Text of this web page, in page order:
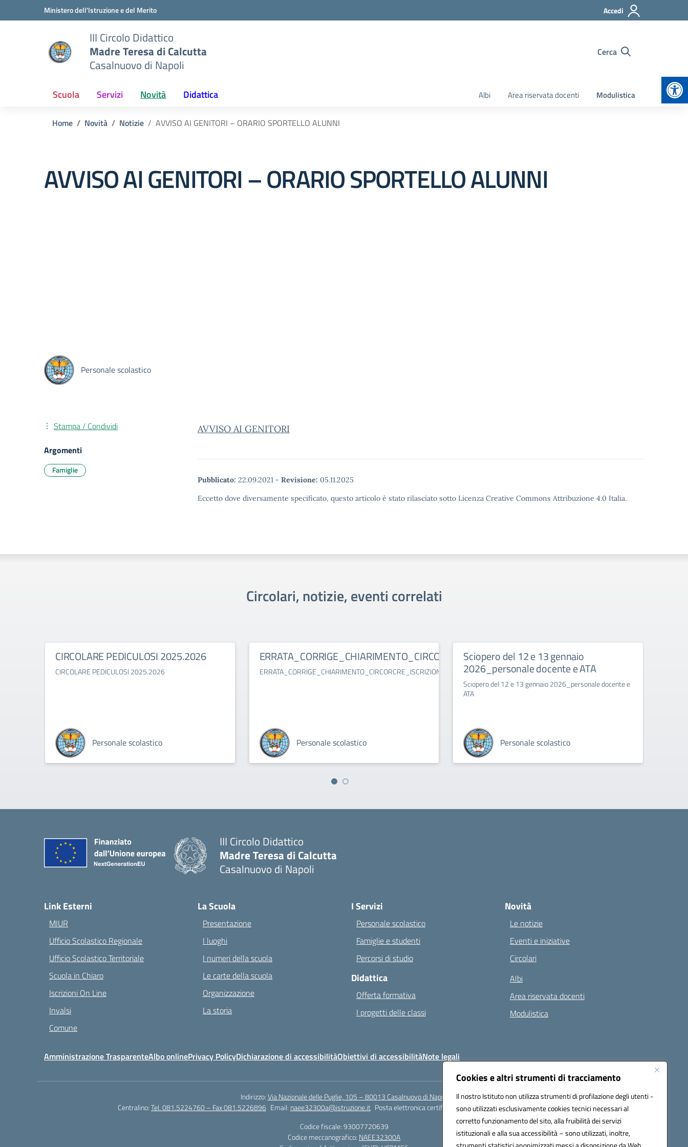
Cookies e altri strumenti di tracciamento
Il nostro Istituto non utilizza strumenti di profilazione degli utenti -
sono utilizzati esclusivamente cookies tecnici necessari al
corretto funzionamento del sito, alla fruibilità dei servizi
istituzionali e alla sua accessibilità – sono utilizzati, inoltre,
Vai ai contenuti
Vai al menu di navigazioneMinistero dell'Istruzione e del Merito Accedi
III Circolo Didattico
Madre Teresa di Calcutta
Casalnuovo di Napoli
Cerca
Scuola Servizi Novità Didattica Albi Area riservata docenti Modulistica
Home Novità Notizie AVVISO AI GENITORI – ORARIO SPORTELLO ALUNNI
AVVISO AI GENITORI – ORARIO SPORTELLO ALUNNI
Personale scolastico
AVVISO AI GENITORI
Pubblicato: 22.09.2021 - Revisione: 05.11.2025
Eccetto dove diversamente specificato, questo articolo è stato rilasciato sotto Licenza Creative Commons Attribuzione 4.0 Italia.
Stampa / Condividi
Argomenti
Famiglie
Circolari, notizie, eventi correlati
CIRCOLARE PEDICULOSI 2025.2026
CIRCOLARE PEDICULOSI 2025.2026
Personale scolastico
ERRATA_CORRIGE_CHIARIMENTO_CIRCORCRE_ISCRIZIONI_26.27.pdf.pades
ERRATA_CORRIGE_CHIARIMENTO_CIRCORCRE_ISCRIZIONI_26.27.pdf.pades
Personale scolastico
Sciopero del 12 e 13 gennaio
2026_personale docente e ATA
Sciopero del 12 e 13 gennaio 2026_personale docente e
ATA
Personale scolastico
III Circolo Didattico
Madre Teresa di Calcutta
Casalnuovo di Napoli
Link Esterni
MIUR
Ufficio Scolastico Regionale
Ufficio Scolastico Territoriale
Scuola in Chiaro
Iscrizioni On Line
Invalsi
Comune
La Scuola
Presentazione
I luoghi
I numeri della scuola
Le carte della scuola
Organizzazione
La storia
I Servizi
Personale scolastico
Famiglie e studenti
Percorsi di studio
Didattica
Offerta formativa
I progetti delle classi
Novità
Le notizie
Eventi e iniziative
Circolari
Albi
Area riservata docenti
Modulistica
Amministrazione TrasparenteAlbo onlinePrivacy PolicyDichiarazione di accessibilitàObiettivi di accessibilitàNote legali
Indirizzo:Via Nazionale delle Puglie, 105 – 80013 Casalnuovo di Napoli
Centralino:Tel. 081.5224760 – Fax 081.5226896 Email: naee32300a@istruzione.it Posta elettronica certificata (PEC):naee32300a@pec.istruzione.it
Codice fiscale: 93007720639
Codice meccanografico: NAEE32300A